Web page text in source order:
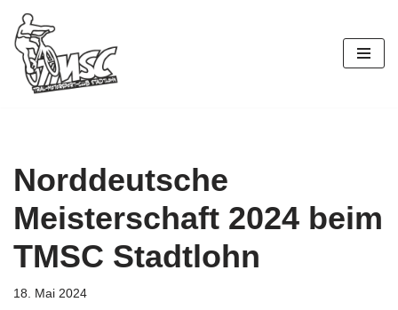
Zum
Inhalt
springen
Norddeutsche
Meisterschaft 2024 beim
TMSC Stadtlohn
18. Mai 2024